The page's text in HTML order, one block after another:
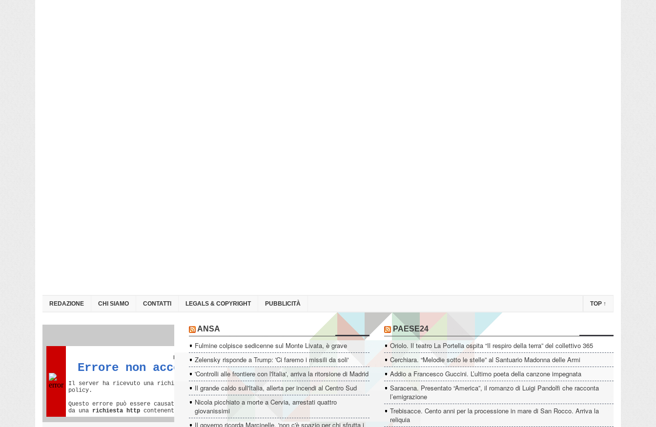
REDAZIONE CHI SIAMO CONTATTI LEGALS & COPYRIGHT PUBBLICITÀ TOP ↑
ANSA
Fulmine colpisce sedicenne sul Monte Livata, è grave
Zelensky risponde a Trump: 'Ci faremo i missili da soli'
'Controlli alle frontiere con l'Italia', arriva la ritorsione di Madrid
Il grande caldo sull'Italia, allerta per incendi al Centro Sud
Nicola picchiato a morte a Cervia, arrestati quattro
giovanissimi
Il governo ricorda Marcinelle, 'non c'è spazio per chi sfrutta i
PAESE24
Oriolo. Il teatro La Portella ospita “Il respiro della terra” del collettivo 365
Cerchiara. “Melodie sotto le stelle” al Santuario Madonna delle Armi
Addio a Francesco Guccini. L’ultimo poeta della canzone impegnata
Saracena. Presentato “America”, il romanzo di Luigi Pandolfi che racconta
l’emigrazione
Trebisacce. Cento anni per la processione in mare di San Rocco. Arriva la
reliquia